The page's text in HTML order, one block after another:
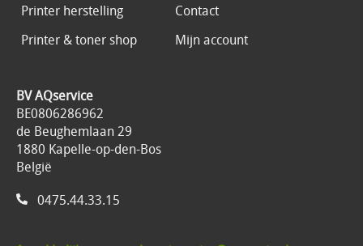
Printer herstelling
Contact
Printer & toner shop
Mijn account
BV AQservice
BE0806286962
de Beughemlaan 29
1880 Kapelle-op-den-Bos
België
0475.44.33.15